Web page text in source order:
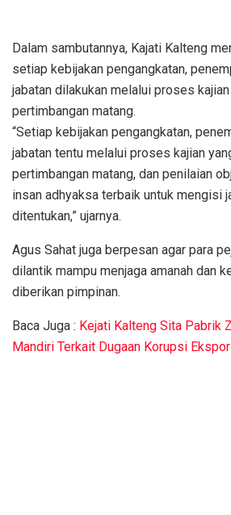
Dalam sambutannya, Kajati Kalteng
setiap kebijakan pengangkatan,
jabatan dilakukan melalui proses
pertimbangan matang.
“Setiap kebijakan pengangkatan,
jabatan tentu melalui proses kajian
pertimbangan matang, dan penilaian
insan adhyaksa terbaik untuk mengisi
ditentukan,” ujarnya.
Agus Sahat juga berpesan agar para
dilantik mampu menjaga amanah dan
diberikan pimpinan.
Baca Juga : Kejati Kalteng Sita Pabrik
Mandiri Terkait Dugaan Korupsi